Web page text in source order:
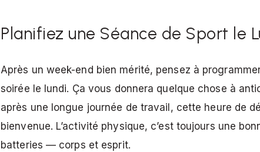
Planifiez une Séance de Sport le
Après un week-end bien mérité, pensez à
soirée le lundi. Ça vous donnera quelque chose à
après une longue journée de travail, cette heure de
bienvenue. L’activité physique, c’est toujours une
batteries — corps et esprit.